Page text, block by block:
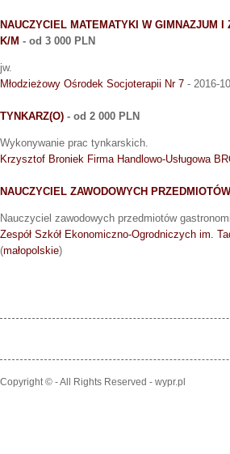
NAUCZYCIEL MATEMATYKI W GIMNAZJUM
K/M - od 3 000 PLN
jw.
Młodzieżowy Ośrodek Socjoterapii Nr 7 - 2016-
TYNKARZ(O) - od 2 000 PLN
Wykonywanie prac tynkarskich.
Krzysztof Broniek Firma Handlowo-Usługowa
NAUCZYCIEL ZAWODOWYCH
Nauczyciel zawodowych przedmiotów
Zespół Szkół Ekonomiczno-Ogrodniczych im.
(małopolskie)
Copyright © - All Rights Reserved - wypr.pl